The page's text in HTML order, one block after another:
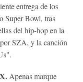
entrega de los
Super Bowl, tras
del hip-hop en la
SZA, y la canción
Apenas marque